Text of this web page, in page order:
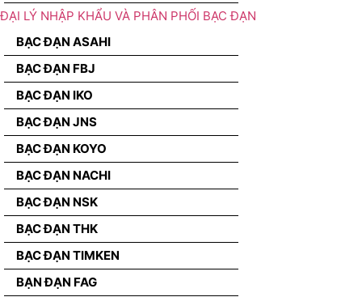
ĐẠI LÝ NHẬP KHẨU VÀ PHÂN PHỐI BẠC ĐẠN
BẠC ĐẠN ASAHI
BẠC ĐẠN FBJ
BẠC ĐẠN IKO
BẠC ĐẠN JNS
BẠC ĐẠN KOYO
BẠC ĐẠN NACHI
BẠC ĐẠN NSK
BẠC ĐẠN THK
BẠC ĐẠN TIMKEN
BẠN ĐẠN FAG